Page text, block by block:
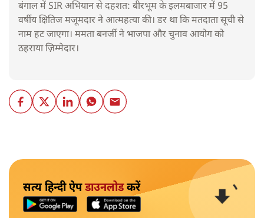
बंगाल में SIR अभियान से दहशत: बीरभूम के इलमबाजार में 95
वर्षीय क्षितिज मजूमदार ने आत्महत्या की। डर था कि मतदाता सूची से
नाम हट जाएगा। ममता बनर्जी ने भाजपा और चुनाव आयोग को
ठहराया ज़िम्मेदार।
सत्य हिन्दी ऐपडाउनलोडकरें